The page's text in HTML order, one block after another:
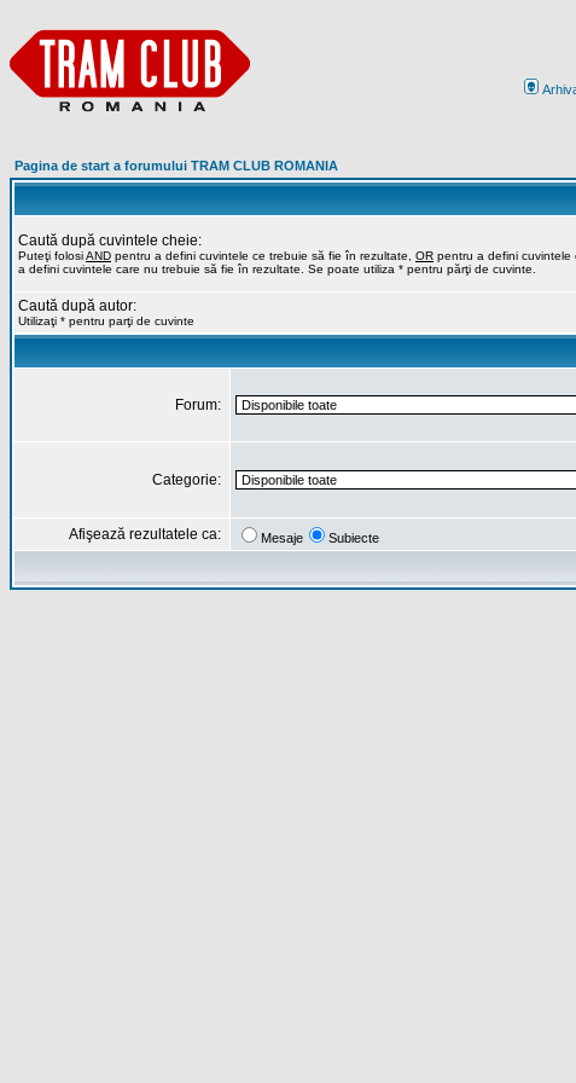
Pagina de start a forumului TRAM CLUB ROMANIA
Caută după cuvintele cheie:
Puteţi folosiAND pentru a defini cuvintele ce trebuie să fie în rezultate, OR pentru a defini
a defini cuvintele care nu trebuie să fie în rezultate. Se poate utiliza * pentru părţi de cuvinte.
Caută după autor:
Utilizaţi * pentru parţi de cuvinte
Forum:
Categorie:
Afişează rezultatele ca: Mesaje Subiecte